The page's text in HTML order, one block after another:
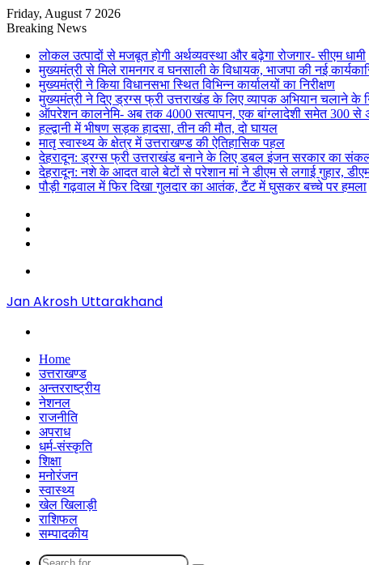
Friday, August 7 2026
Breaking News
लोकल उत्पादों से मजबूत होगी अर्थव्यवस्था और बढ़ेगा रोजगार- सीएम धामी
मुख्यमंत्री से मिले रामनगर व घनसाली के विधायक, भाजपा की नई
मुख्यमंत्री ने किया विधानसभा स्थित विभिन्न कार्यालयों का निरीक्षण
मुख्यमंत्री ने दिए ड्रग्स फ्री उत्तराखंड के लिए व्यापक अभियान चलाने के
ऑपरेशन कालनेमि- अब तक 4000 सत्यापन, एक बांग्लादेशी समेत 300 से
हल्द्वानी में भीषण सड़क हादसा, तीन की मौत, दो घायल
मातृ स्वास्थ्य के क्षेत्र में उत्तराखण्ड की ऐतिहासिक पहल
देहरादून: ड्रग्स फ्री उत्तराखंड बनाने के लिए डबल इंजन सरकार का
देहरादून: नशे के आदत वाले बेटों से परेशान मां ने डीएम से लगाई गुहार,
पौड़ी गढ़वाल में फिर दिखा गुलदार का आतंक, टैंट में घुसकर बच्चे पर हमला
Jan Akrosh Uttarakhand
Home
उत्तराखण्ड
अन्तरराष्ट्रीय
नेशनल
राजनीति
अपराध
धर्म-संस्कृति
शिक्षा
मनोरंजन
स्वास्थ्य
खेल खिलाड़ी
राशिफल
सम्पादकीय